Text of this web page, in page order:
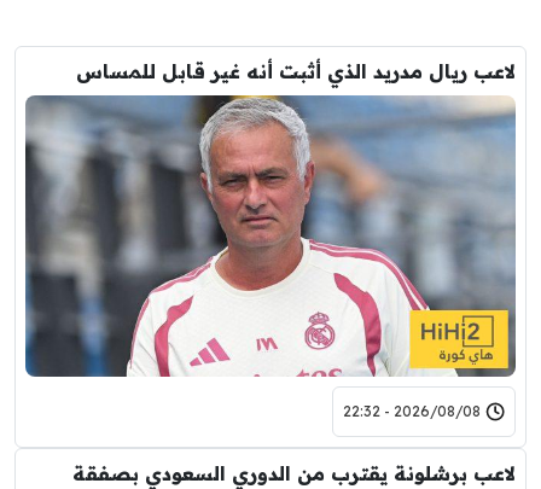
لاعب ريال مدريد الذي أثبت أنه غير قابل للمساس
2026/08/08 - 22:32
لاعب برشلونة يقترب من الدوري السعودي بصفقة